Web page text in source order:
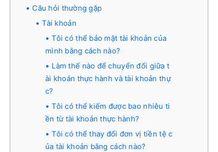
Câu hỏi thường gặp
Tài khoản
Tôi có thể bảo mật tài khoản của
mình bằng cách nào?
Làm thế nào để chuyển đổi giữa t
ài khoản thực hành và tài khoản thự
c?
Tôi có thể kiếm được bao nhiêu ti
ền từ tài khoản thực hành?
Tôi có thể thay đổi đơn vị tiền tệ c
ủa tài khoản bằng cách nào?